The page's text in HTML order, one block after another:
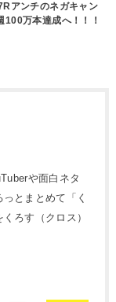
アンチのネガキャン
100万本達成へ！！！
や面白ネタ
とまとめて「く
ろす（クロス）